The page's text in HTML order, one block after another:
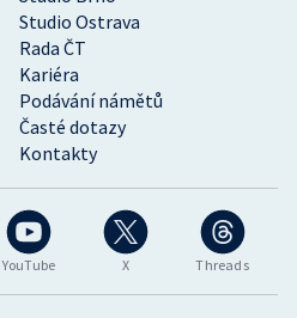
YouTube X Threads
Studio Ostrava
Rada ČT
Kariéra
Podávání námětů
Časté dotazy
Kontakty